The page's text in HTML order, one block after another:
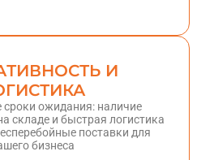
И
ожидания: наличие
складе и быстрая логистика
поставки для
бизнеса